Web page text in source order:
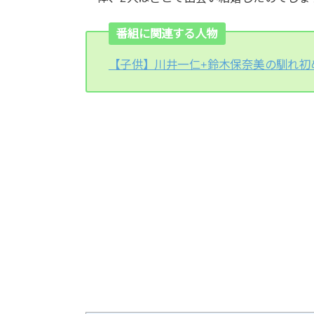
番組に関連する人物
【子供】川井一仁+鈴木保奈美の馴れ